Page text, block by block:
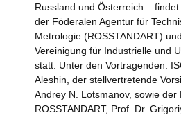
Russland und Österreich –
der Föderalen Agentur für
Metrologie (ROSSTANDART)
Vereinigung für Industrielle und
statt. Unter den Vortragenden:
Aleshin, der stellvertretende
Andrey N. Lotsmanov, sowie der
ROSSTANDART, Prof. Dr.